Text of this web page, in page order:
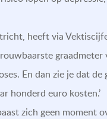
heeft via
graadmeter
En dan zie je dat de
honderd euro kosten.’
zich geen moment